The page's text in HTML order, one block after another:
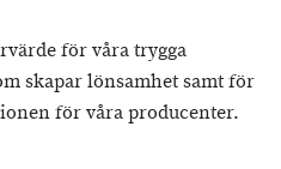
för våra trygga
skapar lönsamhet samt för
för våra producenter.